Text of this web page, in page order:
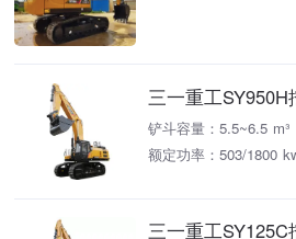
三一重工SY950H
铲斗容量：5.5~6.5 m³
额定功率：503/1800
三一重工SY125C